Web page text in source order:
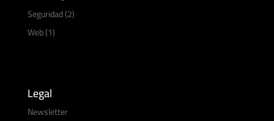
Seguridad(2)
Web(1)
Legal
Newsletter